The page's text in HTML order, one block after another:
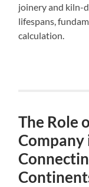
joinery and kiln-
lifespans,
calculation.
The Role
Company